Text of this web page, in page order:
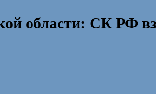
области: СК РФ